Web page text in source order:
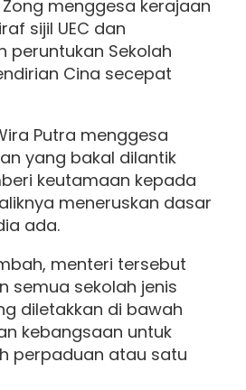
menggesa kerajaan
sijil UEC dan
peruntukan Sekolah
Cina secepat
Putra menggesa
yang bakal dilantik
keutamaan kepada
meneruskan dasar
ada.
menteri tersebut
semua sekolah jenis
diletakkan di bawah
kebangsaan untuk
perpaduan atau satu